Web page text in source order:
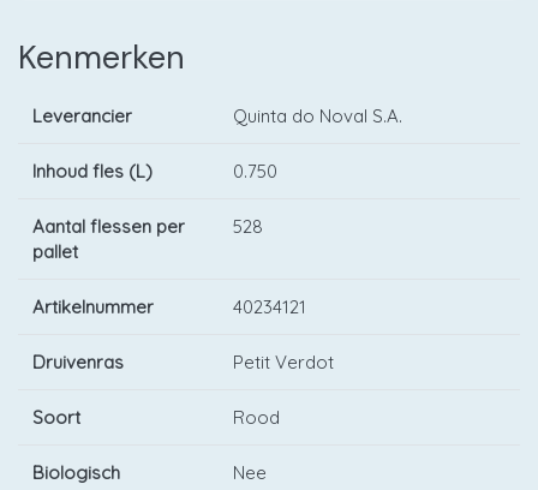
Kenmerken
Leverancier Quinta do Noval S.A.
Inhoud fles (L) 0.750
Aantal flessen per
pallet
528
Artikelnummer 40234121
Druivenras Petit Verdot
Soort Rood
Biologisch Nee